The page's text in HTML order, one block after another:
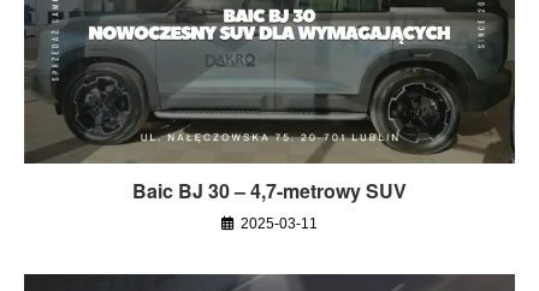
Baic BJ 30 – 4,7-metrowy SUV
2025-03-11